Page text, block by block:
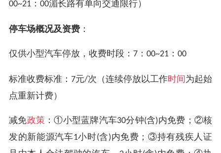
00~21 ： 00湄长路有单向交通限行）
停车场概况及资费 ：
仅供小型汽车停放，收费时段： 7 ： 00~21 ： 00
标准收费标准： 7元/次（连续停放以工作时间 为起始
点重新计费）
减免政策 ：①小型蓝牌汽车30分钟(含)内免费；②核
发的新能源汽车1小时(含)内免费；③持有残疾人证